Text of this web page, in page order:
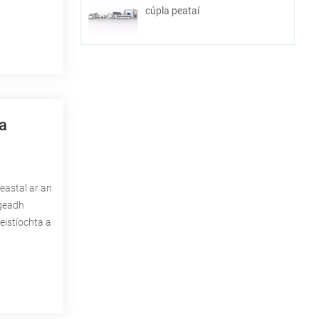
ar an
a
cúpla peataí